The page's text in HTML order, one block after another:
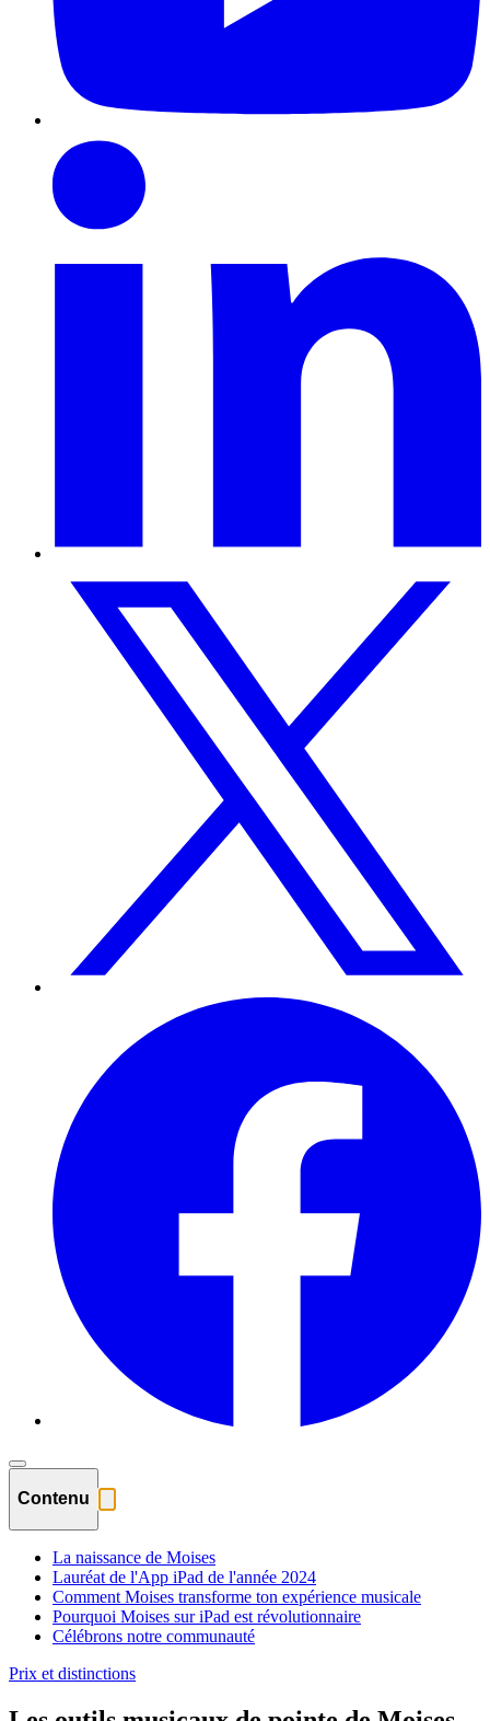
Contenu
La naissance de Moises
Lauréat de l'App iPad de l'année 2024
Comment Moises transforme ton expérience musicale
Pourquoi Moises sur iPad est révolutionnaire
Célébrons notre communauté
Prix et distinctions